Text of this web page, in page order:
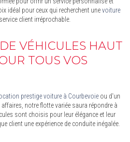
idéal pour ceux qui recherchent unevoiture
client irréprochable.
VÉHICULES HAUT
TOUS VOS
prestige voiture à Courbevoie ou d'un
notre flotte variée saura répondre à
sont choisis pour leur élégance et leur
client une expérience de conduite inégalée.